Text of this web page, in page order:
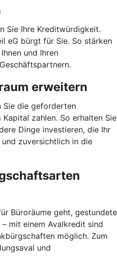
Sie Ihre Kreditwürdigkeit.
eG bürgt für Sie. So stärken
und Ihren
erweitern
Sie die geforderten
zahlen. So erhalten Sie
Dinge investieren, die Ihr
zuversichtlich in die
Büroräume geht, gestundete
mit einem Avalkredit sind
möglich. Zum
und